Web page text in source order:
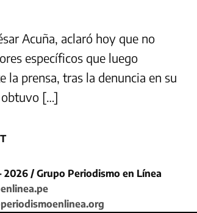
Acuña, aclaró hoy que no
específicos que luego
prensa, tras la denuncia en su
obtuvo […]
/ Grupo Periodismo en Línea